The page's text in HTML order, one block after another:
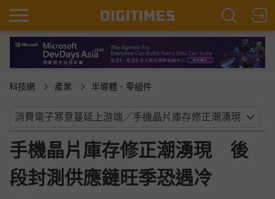
科技網 產業 半導體．零組件
手機晶片庫存修正潮湧現 後
段封測供應鏈旺季恐遇冷